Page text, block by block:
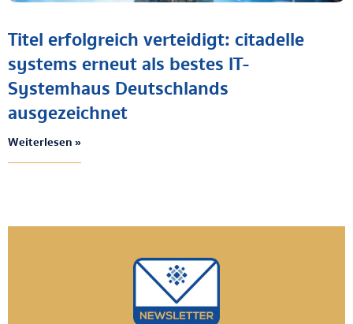
Titel erfolgreich verteidigt: citadelle
systems erneut als bestes IT-
Systemhaus Deutschlands
ausgezeichnet
Weiterlesen »